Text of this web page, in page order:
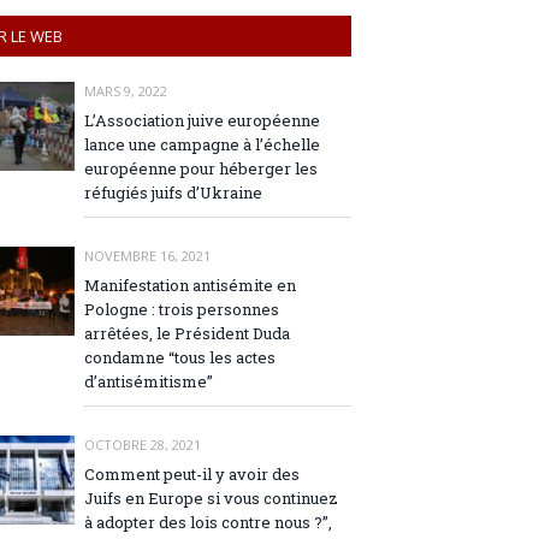
LE WEB
MARS 9, 2022
L’Association juive européenne
lance une campagne à l’échelle
européenne pour héberger les
réfugiés juifs d’Ukraine
NOVEMBRE 16, 2021
Manifestation antisémite en
Pologne : trois personnes
arrêtées, le Président Duda
condamne “tous les actes
d’antisémitisme”
OCTOBRE 28, 2021
Comment peut-il y avoir des
Juifs en Europe si vous continuez
à adopter des lois contre nous ?”,